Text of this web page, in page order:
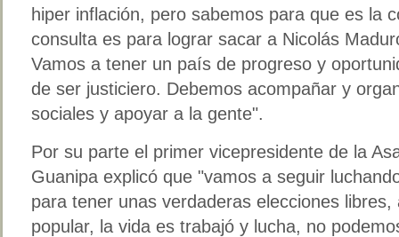
hiper inflación, pero sabemos para que es la
consulta es para lograr sacar a Nicolás
Vamos a tener un país de progreso y
de ser justiciero. Debemos acompañar y
sociales y apoyar a la gente".
Por su parte el primer vicepresidente de la
Guanipa explicó que "vamos a seguir
para tener unas verdaderas elecciones
popular, la vida es trabajó y lucha, no